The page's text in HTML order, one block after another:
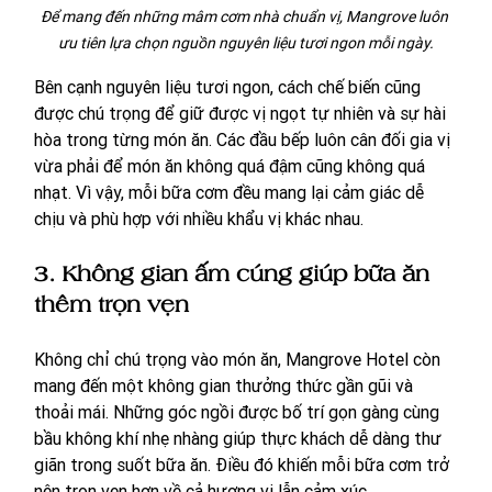
Để mang đến những mâm cơm nhà chuẩn vị, Mangrove luôn
ưu tiên lựa chọn nguồn nguyên liệu tươi ngon mỗi ngày.
Bên cạnh nguyên liệu tươi ngon, cách chế biến cũng
được chú trọng để giữ được vị ngọt tự nhiên và sự hài
hòa trong từng món ăn. Các đầu bếp luôn cân đối gia vị
vừa phải để món ăn không quá đậm cũng không quá
nhạt. Vì vậy, mỗi bữa cơm đều mang lại cảm giác dễ
chịu và phù hợp với nhiều khẩu vị khác nhau.
3. Không gian ấm cúng giúp bữa ăn
thêm trọn vẹn
Không chỉ chú trọng vào món ăn, Mangrove Hotel còn
mang đến một không gian thưởng thức gần gũi và
thoải mái. Những góc ngồi được bố trí gọn gàng cùng
bầu không khí nhẹ nhàng giúp thực khách dễ dàng thư
giãn trong suốt bữa ăn. Điều đó khiến mỗi bữa cơm trở